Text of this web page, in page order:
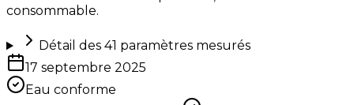
consommable.
Détail des 41 paramètres mesurés
17 septembre 2025
Eau conforme